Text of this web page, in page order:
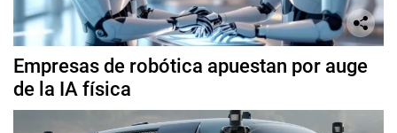
Empresas de robótica apuestan por auge
de la IA física